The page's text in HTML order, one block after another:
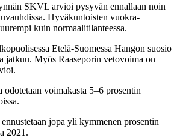
SKVL arvioi pysyvän ennallaan noin
Hyväkuntoisten vuokra-
kuin normaalitilanteessa.
Etelä-Suomessa Hangon suosio
jatkuu. Myös Raaseporin vetovoima on
odotetaan voimakasta 5–6 prosentin
jopa yli kymmenen prosentin
2021.